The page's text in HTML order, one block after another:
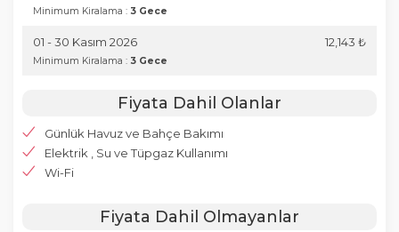
Minimum Kiralama : 3 Gece
01 - 30 Kasım 2026
Minimum Kiralama : 3 Gece
12,143 ₺
Fiyata Dahil Olanlar
Günlük Havuz ve Bahçe Bakımı
Elektrik , Su ve Tüpgaz Kullanımı
Wi-Fi
Fiyata Dahil Olmayanlar